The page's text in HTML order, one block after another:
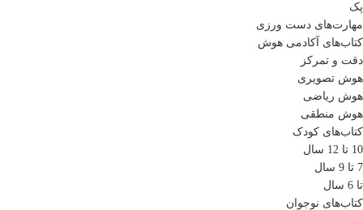
پک
مهارت‌های دست ورزی
کتاب‌های آکادمی هوش
دقت و تمرکز
هوش تصویری
هوش ریاضی
هوش منطقی
کتاب‌های کودک
10 تا 12 سال
7 تا 9 سال
تا 6 سال
کتاب‌های نوجوان